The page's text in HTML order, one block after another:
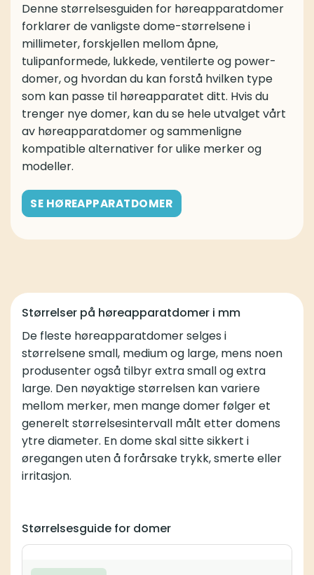
Denne størrelsesguiden for høreapparatdomer
forklarer de vanligste dome-størrelsene i
millimeter, forskjellen mellom åpne,
tulipanformede, lukkede, ventilerte og power-
domer, og hvordan du kan forstå hvilken type
som kan passe til høreapparatet ditt. Hvis du
trenger nye domer, kan du se hele utvalget vårt
av høreapparatdomer og sammenligne
kompatible alternativer for ulike merker og
modeller.
SE HØREAPPARATDOMER
Størrelser på høreapparatdomer i mm
De fleste høreapparatdomer selges i
størrelsene small, medium og large, mens noen
produsenter også tilbyr extra small og extra
large. Den nøyaktige størrelsen kan variere
mellom merker, men mange domer følger et
generelt størrelsesintervall målt etter domens
ytre diameter. En dome skal sitte sikkert i
øregangen uten å forårsake trykk, smerte eller
irritasjon.
Størrelsesguide for domer